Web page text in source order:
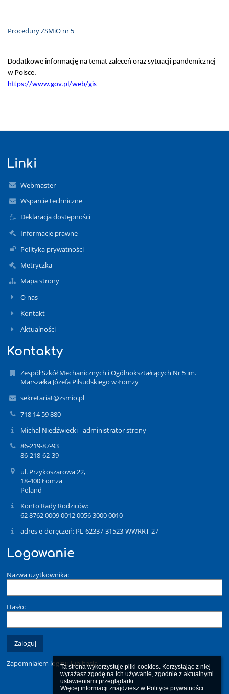
Ta strona wykorzystuje pliki cookies. Korzystając z niej
wyrażasz zgodę na ich używanie, zgodnie z aktualnymi
ustawieniami przeglądarki.
Więcej informacji znajdziesz w Polityce prywatności.
Procedury ZSMiO nr 5
Dodatkowe informację na temat zaleceń oraz sytuacji pandemicznej
w Polsce.
https://www.gov.pl/web/gis
Linki
Webmaster
Wsparcie techniczne
Deklaracja dostępności
Informacje prawne
Polityka prywatności
Metryczka
Mapa strony
O nas
Kontakt
Aktualności
Kontakty
Zespół Szkół Mechanicznych i Ogólnokształcących Nr 5 im.
Marszałka Józefa Piłsudskiego w Łomży
sekretariat@zsmio.pl
718 14 59 880
Michał Niedźwiecki - administrator strony
86-219-87-93
86-218-62-39
ul. Przykoszarowa 22,
18-400 Łomża
Poland
Konto Rady Rodziców:
62 8762 0009 0012 0056 3000 0010
adres e-doręczeń: PL-62337-31523-WWRRT-27
Logowanie
Nazwa użytkownika:
Hasło:
Zapomniałem loginu lub hasła